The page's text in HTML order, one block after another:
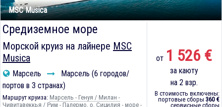
MSC Musica
Средиземное море
Морской круиз на лайнере MSC
Musica
Марсель
Марсель (6 городов/
портов в 3 странах)
Маршрут круиза: Марсель - Генуя / Милан -
Чивитавеккья / Рим - Палермо, о. Сицилия - море -
от 1 526 €
за каюту
на 2 взр.
В стоимость включены:
портовые сборы 360 €
сервисные сборы